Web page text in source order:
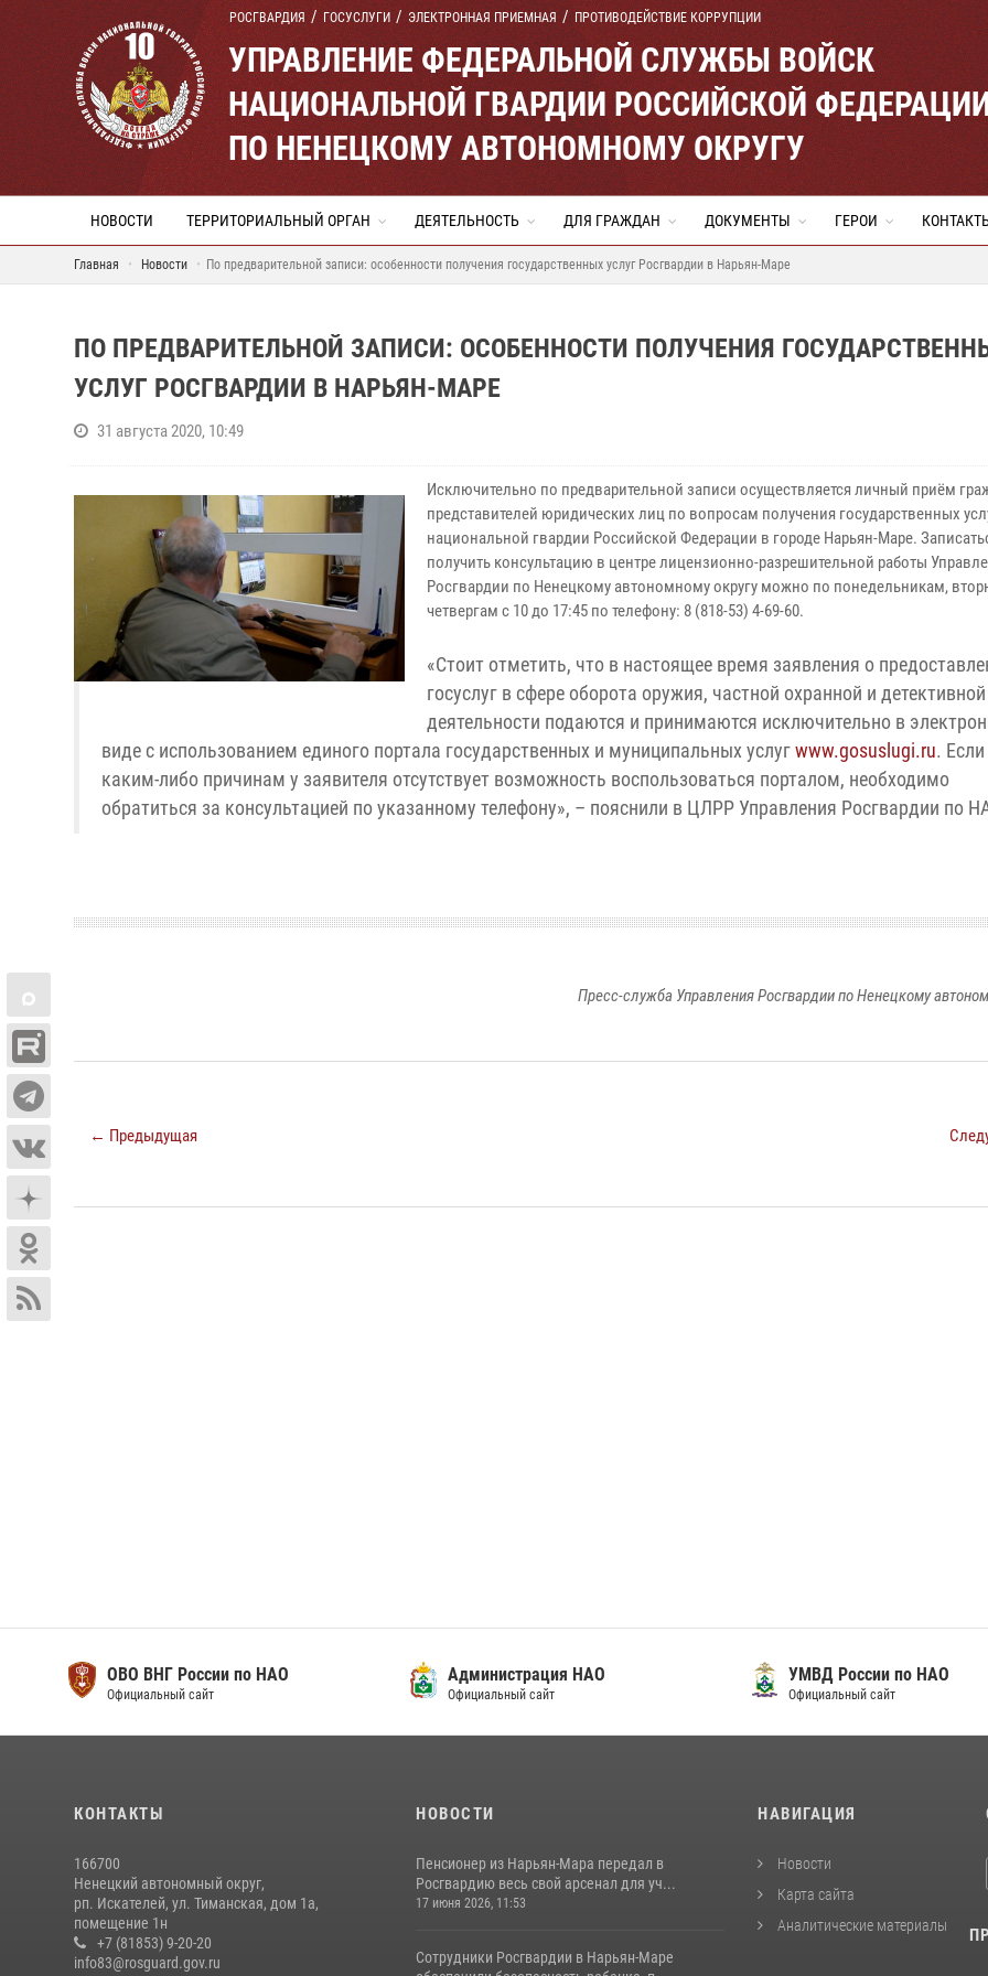
РОСГВАРДИЯ ГОСУСЛУГИ ЭЛЕКТРОННАЯ ПРИЕМНАЯ ПРОТИВОДЕЙСТВИЕ КОРРУПЦИИ
УПРАВЛЕНИЕ ФЕДЕРАЛЬНОЙ СЛУЖБЫ ВОЙСК
НАЦИОНАЛЬНОЙ ГВАРДИИ РОССИЙСКОЙ
ПО НЕНЕЦКОМУ АВТОНОМНОМУ ОКРУГУ
НОВОСТИ ТЕРРИТОРИАЛЬНЫЙ ОРГАН ДЕЯТЕЛЬНОСТЬ ДЛЯ ГРАЖДАН ДОКУМЕНТЫ ГЕРОИ
Главная Новости По предварительной записи: особенности получения государственных услуг Росгвардии в Нарьян-Маре
ПО ПРЕДВАРИТЕЛЬНОЙ ЗАПИСИ: ОСОБЕННОСТИ ПОЛУЧЕНИЯ
УСЛУГ РОСГВАРДИИ В НАРЬЯН-МАРЕ
31 августа 2020, 10:49
Исключительно по предварительной записи осуществляется личный приём
представителей юридических лиц по вопросам получения государственных
национальной гвардии Российской Федерации в городе Нарьян-Маре.
получить консультацию в центре лицензионно-разрешительной работы
Росгвардии по Ненецкому автономному округу можно по понедельникам,
четвергам с 10 до 17:45 по телефону: 8 (818-53) 4-69-60.
«Стоит отметить, что в настоящее время заявления о
госуслуг в сфере оборота оружия, частной охранной и детективной
деятельности подаются и принимаются исключительно в
виде с использованием единого портала государственных и муниципальных услуг www.gosuslugi.ru.
каким-либо причинам у заявителя отсутствует возможность воспользоваться порталом, необходимо
обратиться за консультацией по указанному телефону», – пояснили в ЦЛРР Управления Росгвардии по
Пресс-служба Управления Росгвардии по Ненецкому
← Предыдущая
ОВО ВНГ России по НАО
Официальный сайт
Администрация НАО
Официальный сайт
УМВД России по НАО
Официальный сайт
КОНТАКТЫ
166700
Ненецкий автономный округ,
рп. Искателей, ул. Тиманская, дом 1а,
помещение 1н
+7 (81853) 9-20-20
info83@rosguard.gov.ru
НОВОСТИ
Пенсионер из Нарьян-Мара передал в
Росгвардию весь свой арсенал для уч...
17 июня 2026, 11:53
Сотрудники Росгвардии в Нарьян-Маре
НАВИГАЦИЯ
Новости
Карта сайта
Аналитические материалы